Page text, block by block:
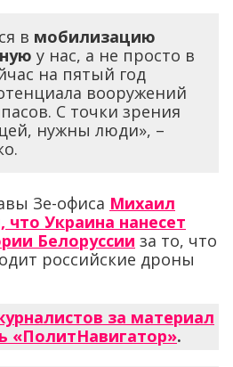
в мобилизацию
у нас, а не просто в
на пятый год
вооружений
С точки зрения
нужны люди», –
Зе-офиса Михаил
Украина нанесет
Белоруссии за то, что
российские дроны
за материал
«ПолитНавигатор».